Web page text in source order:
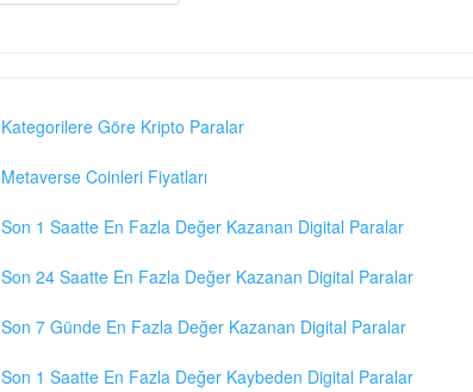
Kategorilere Göre Kripto Paralar
Metaverse Coinleri Fiyatları
Son 1 Saatte En Fazla Değer Kazanan Digital Paralar
Son 24 Saatte En Fazla Değer Kazanan Digital Paralar
Son 7 Günde En Fazla Değer Kazanan Digital Paralar
Son 1 Saatte En Fazla Değer Kaybeden Digital Paralar